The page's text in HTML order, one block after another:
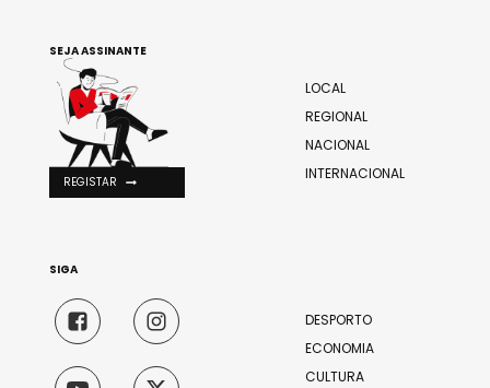
LOCAL
REGIONAL
NACIONAL
INTERNACIONAL
DESPORTO
ECONOMIA
CULTURA
SEJA ASSINANTE
REGISTAR
SIGA